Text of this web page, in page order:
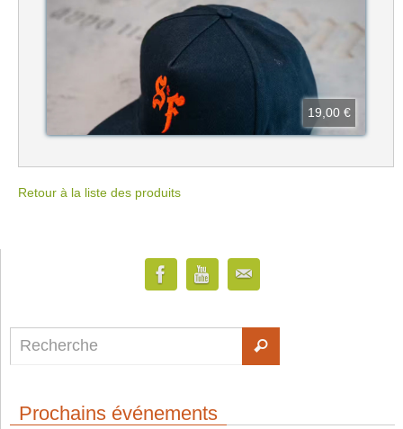
19,00 €
Retour à la liste des produits
Prochains événements